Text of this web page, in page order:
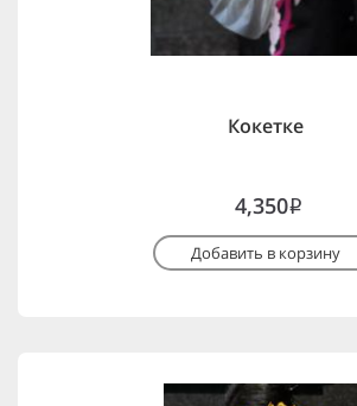
Кокетке
4,350i
Добавить в корзину